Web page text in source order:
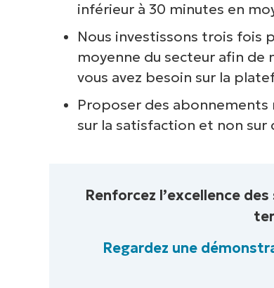
inférieur à 30 minutes en
Nous investissons trois fois
moyenne du secteur afin de
vous avez besoin sur la
Proposer des abonnements
sur la satisfaction et non
Renforcez l’excellence
Regardez une